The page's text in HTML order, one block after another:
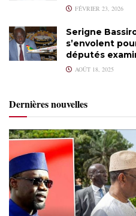
FÉVRIER 23, 2026
Serigne
s’envolent
députés
AOÛT 18, 2025
Dernières nouvelles